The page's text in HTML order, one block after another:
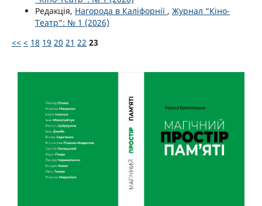
Редакція, Нагорода в Каліфорнії , Журнал “Кіно-
Театр”: № 1 (2026)
<< < 18 19 20 21 22 23